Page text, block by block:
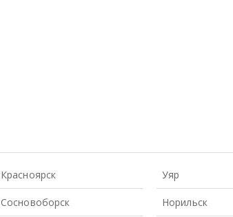
Красноярск
Сосновоборск
Уяр
Норильск